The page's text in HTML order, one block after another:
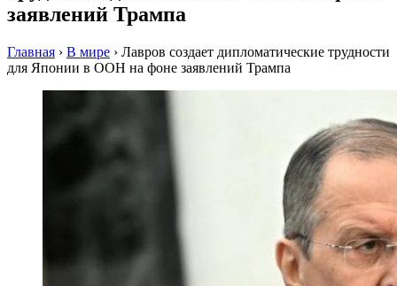
заявлений Трампа
Главная › В мире › Лавров создает дипломатические трудности
для Японии в ООН на фоне заявлений Трампа